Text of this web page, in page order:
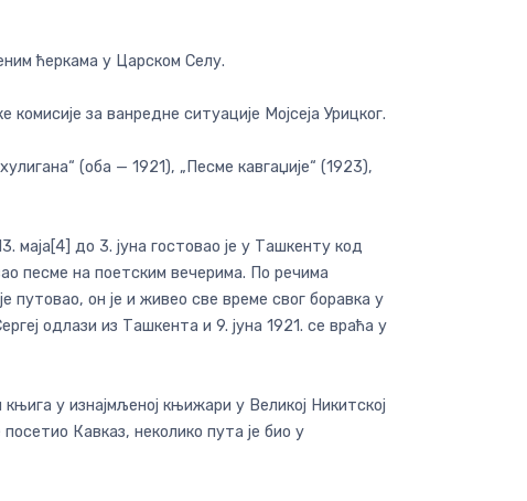
ћеркама у Царском Селу.
за ванредне ситуације Мојсеја Урицког.
(оба — 1921), „Песме кавгаџије“ (1923),
маја[4] до 3. јуна гостовао је у Ташкенту код
песме на поетским вечерима. По речима
путовао, он је и живео све време свог боравка у
одлази из Ташкента и 9. јуна 1921. се враћа у
у изнајмљеној књижари у Великој Никитској
Кавказ, неколико пута је био у